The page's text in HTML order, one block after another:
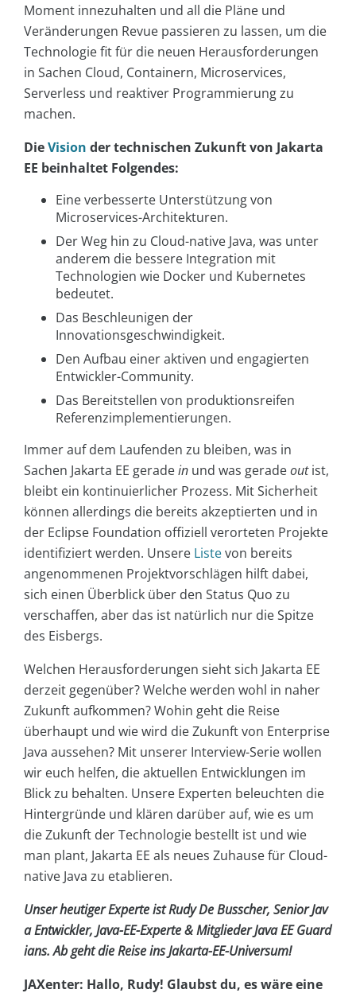
Moment innezuhalten und all die Pläne und
Veränderungen Revue passieren zu lassen, um die
Technologie fit für die neuen Herausforderungen
in Sachen Cloud, Containern, Microservices,
Serverless und reaktiver Programmierung zu
machen.
DieVision der technischen Zukunft von Jakarta
EE beinhaltet Folgendes:
Eine verbesserte Unterstützung von
Microservices-Architekturen.
Der Weg hin zu Cloud-native Java, was unter
anderem die bessere Integration mit
Technologien wie Docker und Kubernetes
bedeutet.
Das Beschleunigen der
Innovationsgeschwindigkeit.
Den Aufbau einer aktiven und engagierten
Entwickler-Community.
Das Bereitstellen von produktionsreifen
Referenzimplementierungen.
Immer auf dem Laufenden zu bleiben, was in
Sachen Jakarta EE geradein und was geradeoutist,
bleibt ein kontinuierlicher Prozess. Mit Sicherheit
können allerdings die bereits akzeptierten und in
der Eclipse Foundation offiziell verorteten Projekte
identifiziert werden. Unsere Listevon bereits
angenommenen Projektvorschlägen hilft dabei,
sich einen Überblick über den Status Quo zu
verschaffen, aber das ist natürlich nur die Spitze
des Eisbergs.
Welchen Herausforderungen sieht sich Jakarta EE
derzeit gegenüber? Welche werden wohl in naher
Zukunft aufkommen? Wohin geht die Reise
überhaupt und wie wird die Zukunft von Enterprise
Java aussehen? Mit unserer Interview-Serie wollen
wir euch helfen, die aktuellen Entwicklungen im
Blick zu behalten. Unsere Experten beleuchten die
Hintergründe und klären darüber auf, wie es um
die Zukunft der Technologie bestellt ist und wie
man plant, Jakarta EE als neues Zuhause für Cloud-
native Java zu etablieren.
Unser heutiger Experte ist Rudy De Busscher, Senior Jav
a Entwickler, Java-EE-Experte & Mitglieder Java EE Guard
ians. Ab geht die Reise ins Jakarta-EE-Universum!
JAXenter: Hallo, Rudy! Glaubst du, es wäre eine